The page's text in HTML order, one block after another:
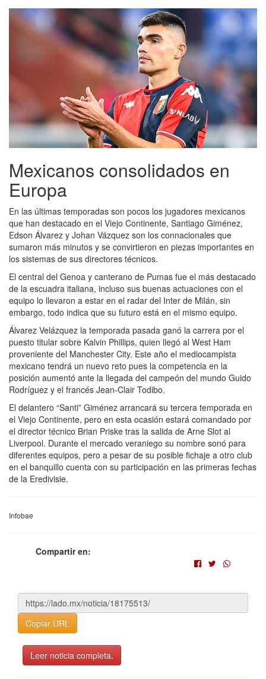
Mexicanos consolidados en
Europa
En las últimas temporadas son pocos los jugadores mexicanos
que han destacado en el Viejo Continente, Santiago Giménez,
Edson Álvarez y Johan Vázquez son los connacionales que
sumaron más minutos y se convirtieron en piezas importantes en
los sistemas de sus directores técnicos.
El central del Genoa y canterano de Pumas fue el más destacado
de la escuadra italiana, incluso sus buenas actuaciones con el
equipo lo llevaron a estar en el radar del Inter de Milán, sin
embargo, todo indica que su futuro está en el mismo equipo.
Álvarez Velázquez la temporada pasada ganó la carrera por el
puesto titular sobre Kalvin Phillips, quien llegó al West Ham
proveniente del Manchester City. Este año el mediocampista
mexicano tendrá un nuevo reto pues la competencia en la
posición aumentó ante la llegada del campeón del mundo Guido
Rodríguez y el francés Jean-Clair Todibo.
El delantero “Santi” Giménez arrancará su tercera temporada en
el Viejo Continente, pero en esta ocasión estará comandado por
el director técnico Brian Priske tras la salida de Arne Slot al
Liverpool. Durante el mercado veraniego su nombre sonó para
diferentes equipos, pero a pesar de su posible fichaje a otro club
en el banquillo cuenta con su participación en las primeras fechas
de la Eredivisie.
Infobae
Compartir en:
Copiar URL
Leer noticia completa.